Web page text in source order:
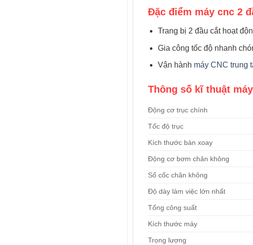
Đặc điểm máy cnc 2
Trang bị 2 đầu cắt hoạt
Gia công tốc độ nhanh
Vận hành máy CNC trung
Thông số kĩ thuật
Động cơ trục chính
Tốc độ trục
Kích thước bàn xoay
Động cơ bơm chân không
Số cốc chân không
Độ dày làm việc lớn nhất
Tổng công suất
Kích thước máy
Trọng lượng